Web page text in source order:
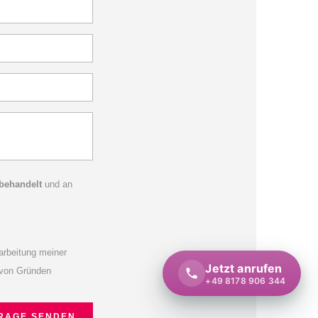
und an
meiner
Gründen
Jetzt anrufen
+49 8178 906 344